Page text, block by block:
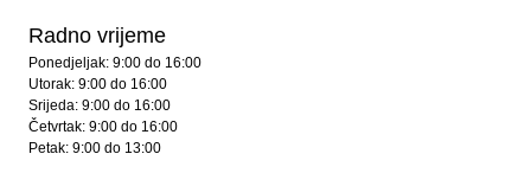
Radno vrijeme
Ponedjeljak: 9:00 do 16:00
Utorak: 9:00 do 16:00
Srijeda: 9:00 do 16:00
Četvrtak: 9:00 do 16:00
Petak: 9:00 do 13:00